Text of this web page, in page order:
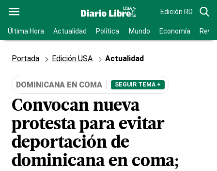
Edición RD
Última Hora Actualidad Política Mundo Economía
Portada Edición USA Actualidad
DOMINICANA EN COMA SEGUIR TEMA +
Convocan nueva
protesta para evitar
deportación de
dominicana en coma;